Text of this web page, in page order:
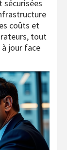
coûts et
tout
jour face